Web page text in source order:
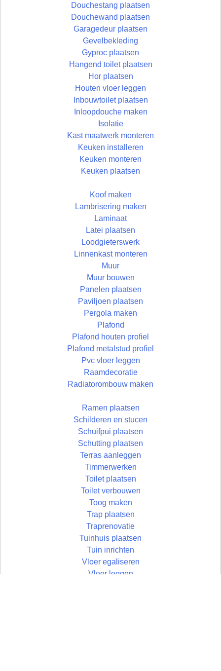
Douchestang plaatsen
Douchewand plaatsen
Garagedeur plaatsen
Gevelbekleding
Gyproc plaatsen
Hangend toilet plaatsen
Hor plaatsen
Houten vloer leggen
Inbouwtoilet plaatsen
Inloopdouche maken
Isolatie
Kast maatwerk monteren
Keuken installeren
Keuken monteren
Keuken plaatsen
Koof maken
Lambrisering maken
Laminaat
Latei plaatsen
Loodgieterswerk
Linnenkast monteren
Muur
Muur bouwen
Panelen plaatsen
Paviljoen plaatsen
Pergola maken
Plafond
Plafond houten profiel
Plafond metalstud profiel
Pvc vloer leggen
Raamdecoratie
Radiatorombouw maken
Ramen plaatsen
Schilderen en stucen
Schuifpui plaatsen
Schutting plaatsen
Terras aanleggen
Timmerwerken
Toilet plaatsen
Toilet verbouwen
Toog maken
Trap plaatsen
Traprenovatie
Tuinhuis plaatsen
Tuin inrichten
Vloer egaliseren
Vloer leggen